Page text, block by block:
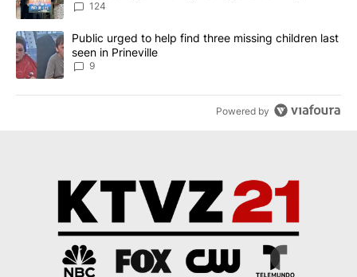
124
A trending article titled "Public urged to help find three missing
Public urged to help find three missing children last
seen in Prineville
9
Powered by